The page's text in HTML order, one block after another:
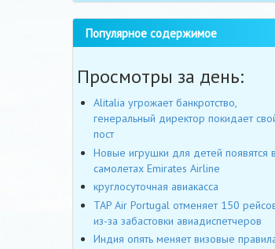
Популярное содержимое
Просмотры за день:
Alitalia угрожает банкротство,
генеральный директор покидает
пост
Новые игрушки для детей появятся в
самолетах Emirates Airline
круглосуточная авиакасса
TAP Air Portugal отменяет 150
из-за забастовки авиадиспетчеров
Индия опять меняет визовые